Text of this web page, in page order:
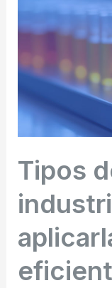
Tipos
y
aplicarla
forma
eficiente